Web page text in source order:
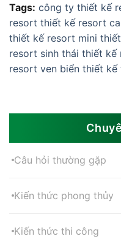
Tags: công ty thiết kế
resort thiết kế resort
thiết kế resort mini
resort sinh thái thiết kế
resort ven biển thiết kế
Câu hỏi thường gặp
Kiến thức phong thủy
Kiến thức thi công